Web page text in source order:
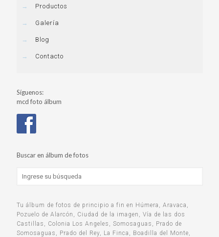
→ Productos
→ Galería
→ Blog
→ Contacto
Síguenos:
mcd foto álbum
Buscar en álbum de fotos
Tu álbum de fotos de principio a fin en Húmera, Aravaca,
Pozuelo de Alarcón, Ciudad de la imagen, Vía de las dos
Castillas, Colonia Los Angeles, Somosaguas, Prado de
Somosaguas, Prado del Rey, La Finca, Boadilla del Monte,